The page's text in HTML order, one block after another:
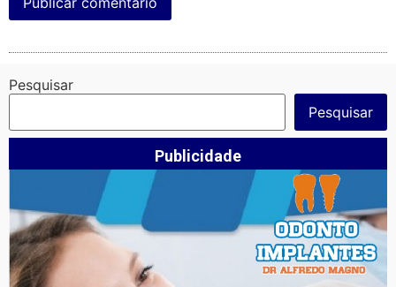
Pesquisar
Pesquisar
Publicidade